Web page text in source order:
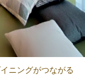
ニングがつながる